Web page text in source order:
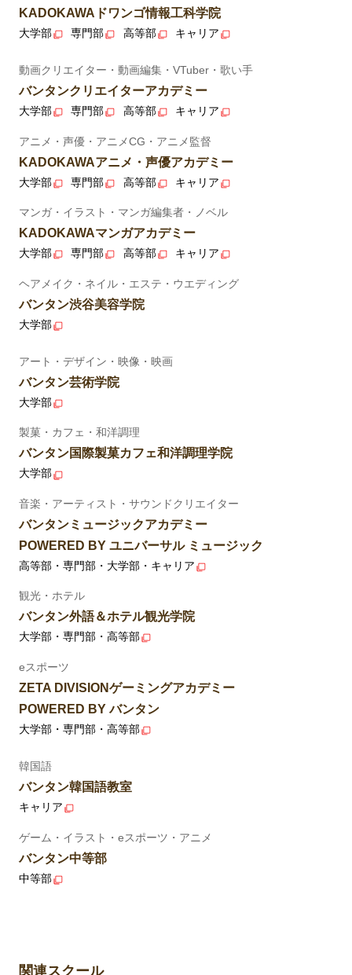
KADOKAWAドワンゴ情報工科学院
大学部 専門部 高等部 キャリア
動画クリエイター・動画編集・VTuber・歌い手
バンタンクリエイターアカデミー
大学部 専門部 高等部 キャリア
アニメ・声優・アニメCG・アニメ監督
KADOKAWAアニメ・声優アカデミー
大学部 専門部 高等部 キャリア
マンガ・イラスト・マンガ編集者・ノベル
KADOKAWAマンガアカデミー
大学部 専門部 高等部 キャリア
ヘアメイク・ネイル・エステ・ウエディング
バンタン渋谷美容学院
大学部
アート・デザイン・映像・映画
バンタン芸術学院
大学部
製菓・カフェ・和洋調理
バンタン国際製菓カフェ和洋調理学院
大学部
音楽・アーティスト・サウンドクリエイター
バンタンミュージックアカデミー
POWERED BY ユニバーサル ミュージック
高等部・専門部・大学部・キャリア
観光・ホテル
バンタン外語＆ホテル観光学院
大学部・専門部・高等部
eスポーツ
ZETA DIVISIONゲーミングアカデミー
POWERED BY バンタン
大学部・専門部・高等部
韓国語
バンタン韓国語教室
キャリア
ゲーム・イラスト・eスポーツ・アニメ
バンタン中等部
中等部
関連スクール